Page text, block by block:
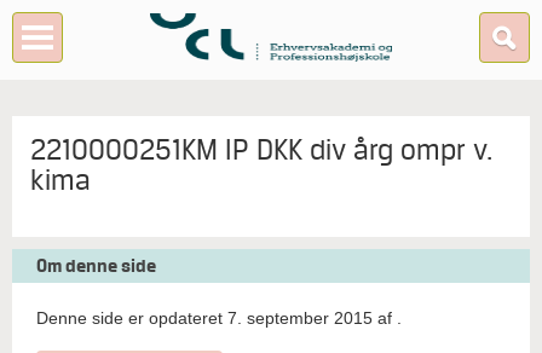
2210000251KM IP DKK div årg ompr v.
kima
Om denne side
Denne side er opdateret 7. september 2015 af